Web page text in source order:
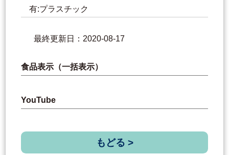
有:プラスチック
最終更新日：2020-08-17
食品表示（一括表示）
YouTube
もどる >